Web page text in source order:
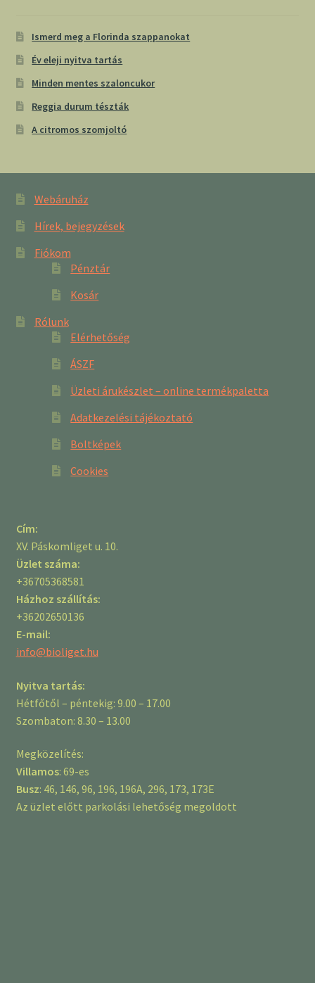
Ismerd meg a Florinda szappanokat
Év eleji nyitva tartás
Minden mentes szaloncukor
Reggia durum tészták
A citromos szomjoltó
Webáruház
Hírek, bejegyzések
Fiókom
Pénztár
Kosár
Rólunk
Elérhetőség
ÁSZF
Üzleti árukészlet – online termékpaletta
Adatkezelési tájékoztató
Boltképek
Cookies
Cím:
XV. Páskomliget u. 10.
Üzlet száma:
+36705368581
Házhoz szállítás:
+36202650136
E-mail:
info@bioliget.hu
Nyitva tartás:
Hétfőtől – péntekig: 9.00 – 17.00
Szombaton: 8.30 – 13.00
Megközelítés:
Villamos: 69-es
Busz: 46, 146, 96, 196, 196A, 296, 173, 173E
Az üzlet előtt parkolási lehetőség megoldott